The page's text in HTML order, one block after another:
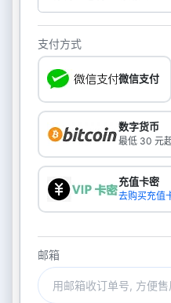
支付方式
微信支付
数字货币
最低 30 元
充值卡密
去购买充值
邮箱